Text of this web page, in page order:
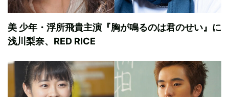
美 少年・浮所飛貴主演『胸が鳴るのは君のせい』に
浅川梨奈、RED RICE